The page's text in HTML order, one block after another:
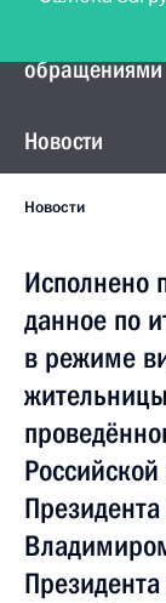
Управление
обращениями
Новости
Новости
Исполнено
данное по
в режиме